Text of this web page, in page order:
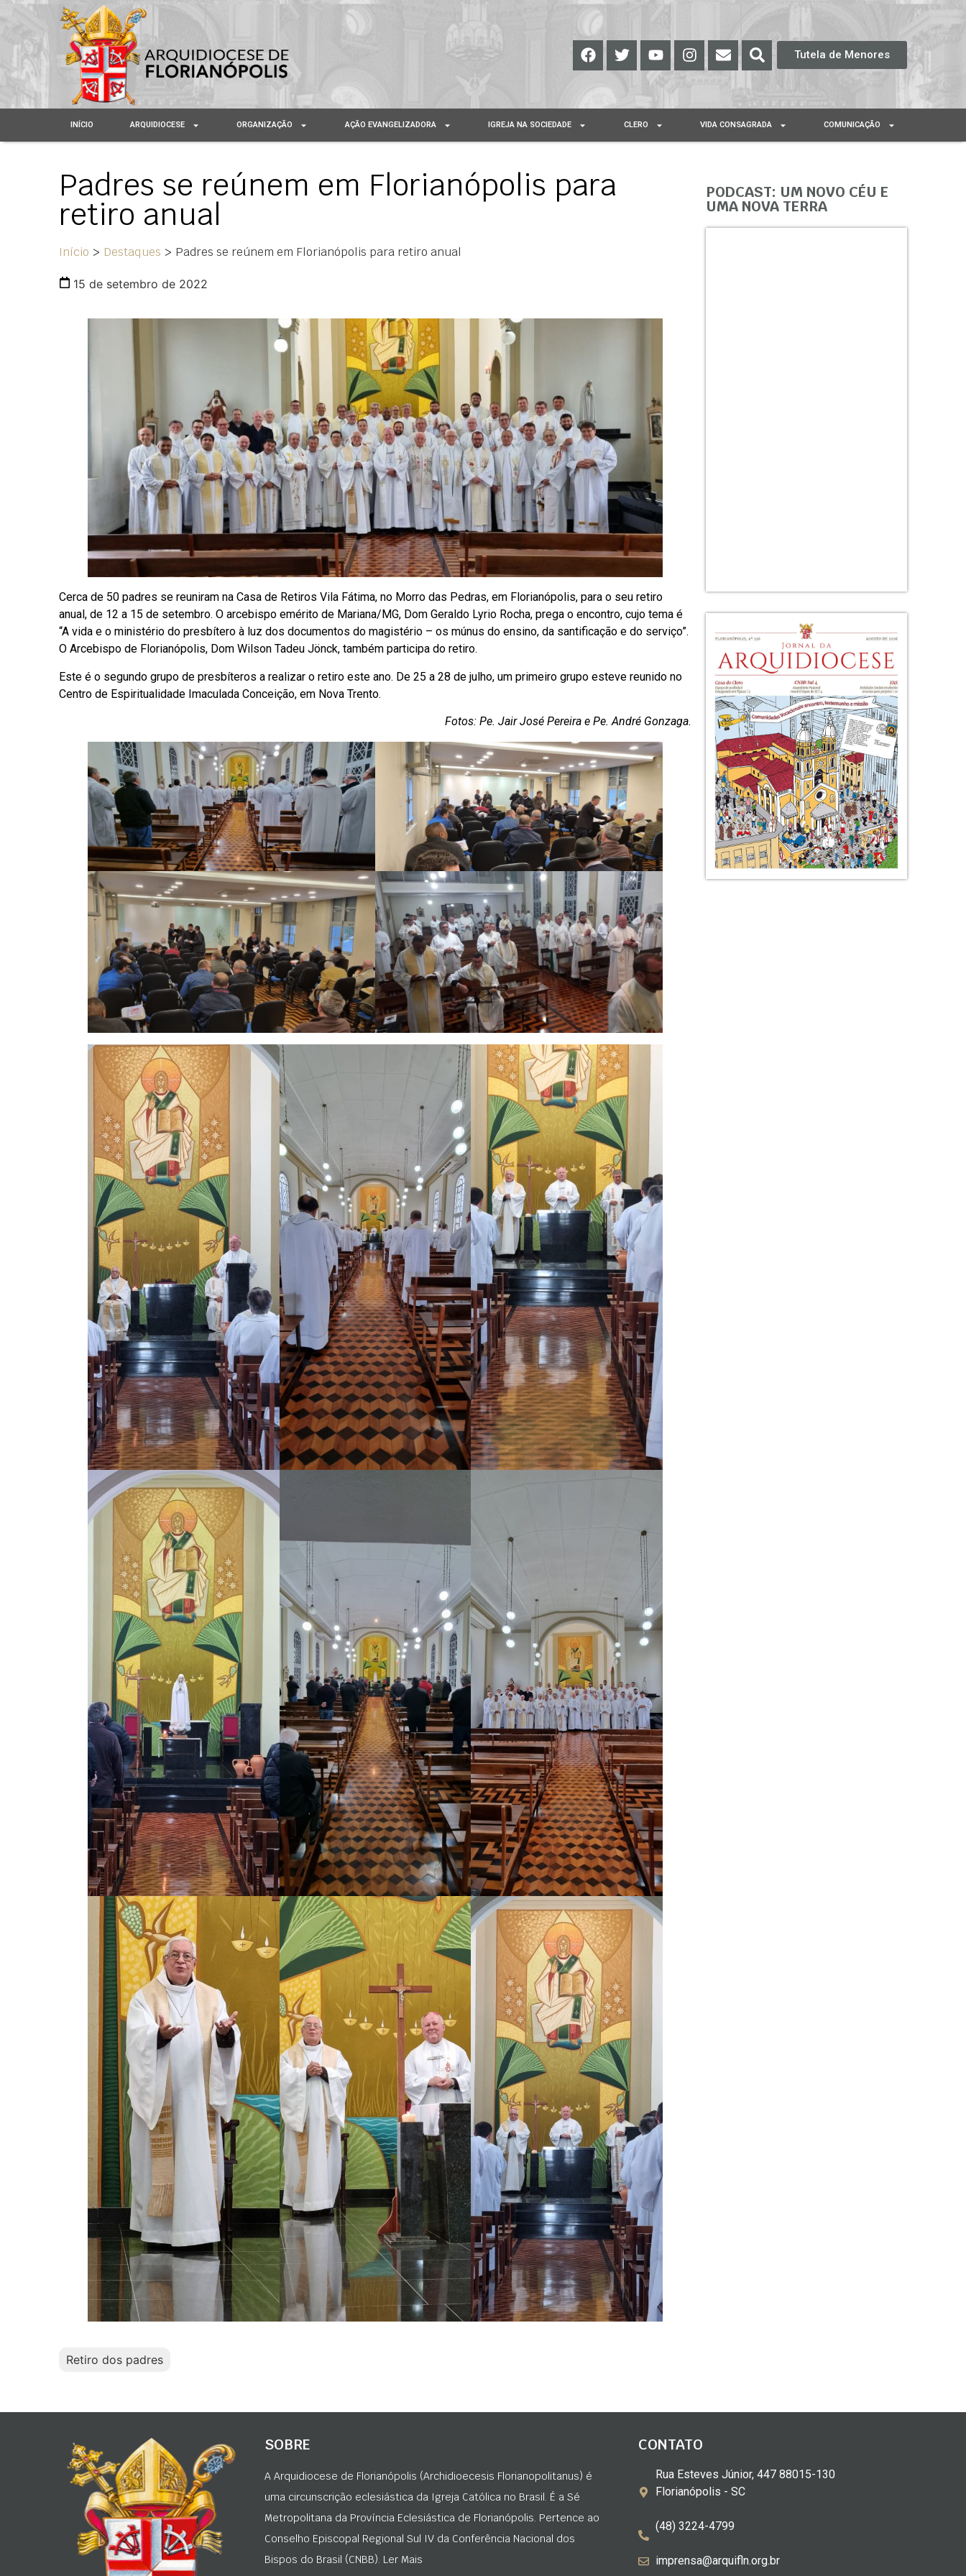
Tutela de Menores
INÍCIO ARQUIDIOCESE ORGANIZAÇÃO AÇÃO EVANGELIZADORA IGREJA NA SOCIEDADE CLERO VIDA CONSAGRADA COMUNICAÇÃO
Padres se reúnem em Florianópolis para
retiro anual
Início > Destaques > Padres se reúnem em Florianópolis para retiro anual
15 de setembro de 2022
Cerca de 50 padres se reuniram na Casa de Retiros Vila Fátima, no Morro das Pedras, em Florianópolis, para o seu retiro
anual, de 12 a 15 de setembro. O arcebispo emérito de Mariana/MG, Dom Geraldo Lyrio Rocha, prega o encontro, cujo tema é
“A vida e o ministério do presbítero à luz dos documentos do magistério – os múnus do ensino, da santificação e do serviço”.
O Arcebispo de Florianópolis, Dom Wilson Tadeu Jönck, também participa do retiro.
Este é o segundo grupo de presbíteros a realizar o retiro este ano. De 25 a 28 de julho, um primeiro grupo esteve reunido no
Centro de Espiritualidade Imaculada Conceição, em Nova Trento.
Fotos: Pe. Jair José Pereira e Pe. André Gonzaga.
Retiro dos padres
PODCAST: UM NOVO CÉU E
UMA NOVA TERRA
SOBRE
A Arquidiocese de Florianópolis (Archidioecesis Florianopolitanus) é
uma circunscrição eclesiástica da Igreja Católica no Brasil. É a Sé
Metropolitana da Província Eclesiástica de Florianópolis. Pertence ao
Conselho Episcopal Regional Sul IV da Conferência Nacional dos
Bispos do Brasil (CNBB). Ler Mais
CONTATO
Rua Esteves Júnior, 447 88015-130
Florianópolis - SC
(48) 3224-4799
imprensa@arquifln.org.br